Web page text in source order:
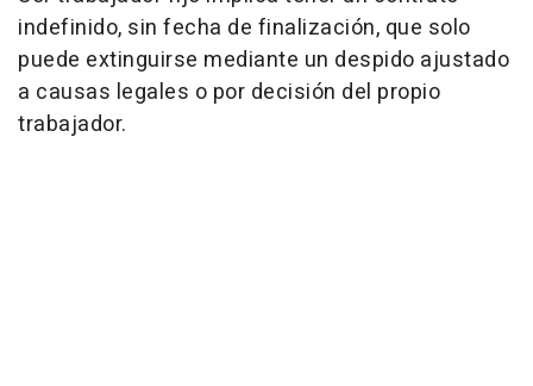
indefinido, sin fecha de finalización, que solo
puede extinguirse mediante un despido ajustado
a causas legales o por decisión del propio
trabajador.